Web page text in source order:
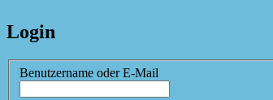
Login
Benutzername oder E-Mail